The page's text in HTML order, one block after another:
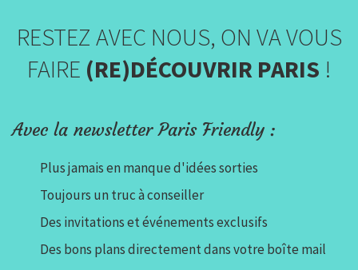
RESTEZ AVEC NOUS, ON VA VOUS
FAIRE (RE)DÉCOUVRIR PARIS !
Avec la newsletter Paris Friendly :
Plus jamais en manque d'idées sorties
Toujours un truc à conseiller
Des invitations et événements exclusifs
Des bons plans directement dans votre boîte mail